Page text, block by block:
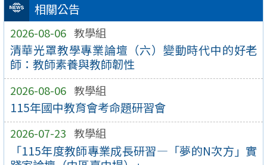
相關公告
2026-08-06 教學組
清華光罩教學專業論壇（六）變動時代中的好老
師：教師素養與教師韌性
2026-08-06 教學組
115年國中教育會考命題研習會
2026-07-23 教學組
「115年度教師專業成長研習—「夢的N次方」實